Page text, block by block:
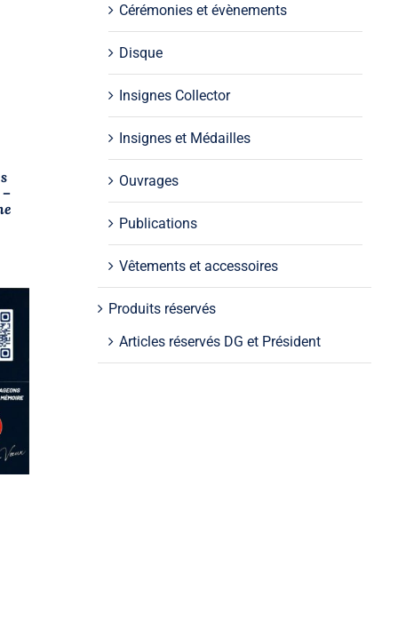
–
Cérémonies et évènements
Disque
Insignes Collector
Insignes et Médailles
Ouvrages
Publications
Vêtements et accessoires
Produits réservés
Articles réservés DG et Président